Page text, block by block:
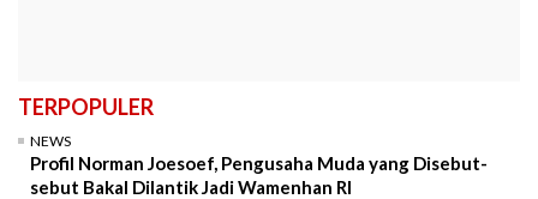
TERPOPULER
NEWS
Profil Norman Joesoef, Pengusaha Muda yang Disebut-
sebut Bakal Dilantik Jadi Wamenhan RI